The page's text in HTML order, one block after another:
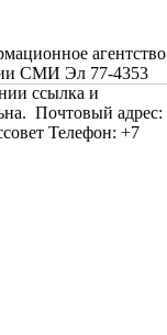
агентство
СМИ Эл 77-4353
ссылка и
Почтовый адрес:
Телефон: +7